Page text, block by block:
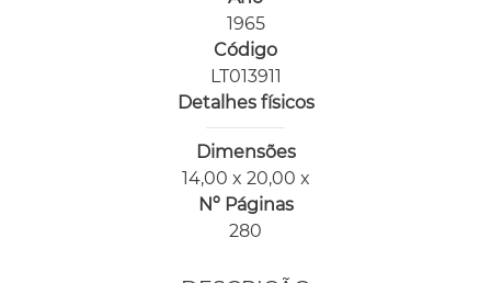
1965
Código
LT013911
Detalhes físicos
Dimensões
14,00 x 20,00 x
Nº Páginas
280